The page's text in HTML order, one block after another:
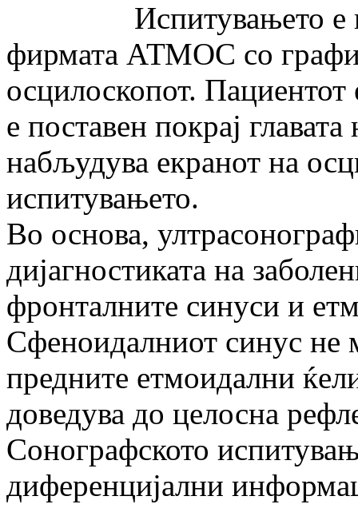
Испитувањето е
фирмата АТМОС со
осцилоскопот.
е поставен покрај
набљудува екранот на
испитувањето.
Во основа,
дијагностиката на
фронталните синуси и
Сфеноидалниот синус не
предните етмоидални
доведува до целосна
Сонографското
диференцијални